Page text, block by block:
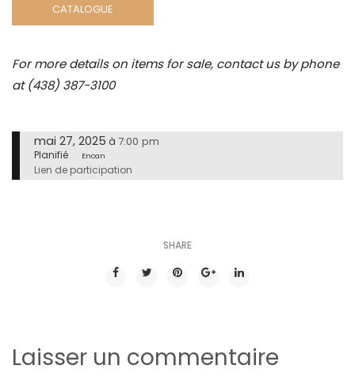
CATALOGUE
For more details on items for sale, contact us by phone
at (438) 387-3100
mai 27, 2025 à 7:00 pm
Planifié Encan
Lien de participation
SHARE
Laisser un commentaire